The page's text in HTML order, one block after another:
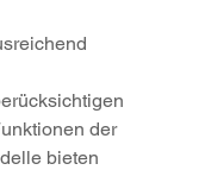
der
bieten